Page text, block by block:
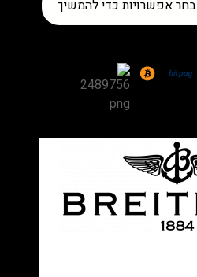
בחר אפשרויות כדי להמשיך